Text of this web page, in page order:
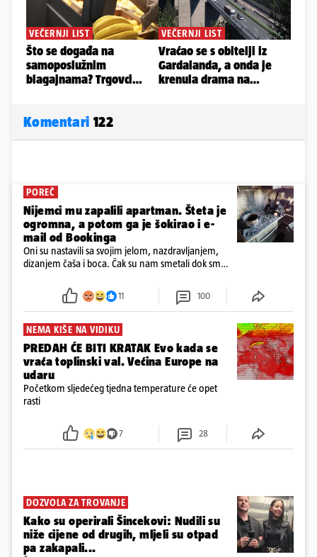
Komentari 122
POREČ
Nijemci mu zapalili apartman. Šteta je
ogromna, a potom ga je šokirao i e-
mail od Bookinga
Oni su nastavili sa svojim jelom, nazdravljanjem,
dizanjem čaša i boca. Čak su nam smetali dok smo
požar, rekao je vlasnik
11 100
NEMA KIŠE NA VIDIKU
PREDAH ĆE BITI KRATAK Evo kada se
vraća toplinski val. Većina Europe na
udaru
Početkom sljedećeg tjedna temperature će opet
rasti
7 28
DOZVOLA ZA TROVANJE
Kako su operirali Šincekovi: Nudili su
niže cijene od drugih, mljeli su otpad
pa zakapali...